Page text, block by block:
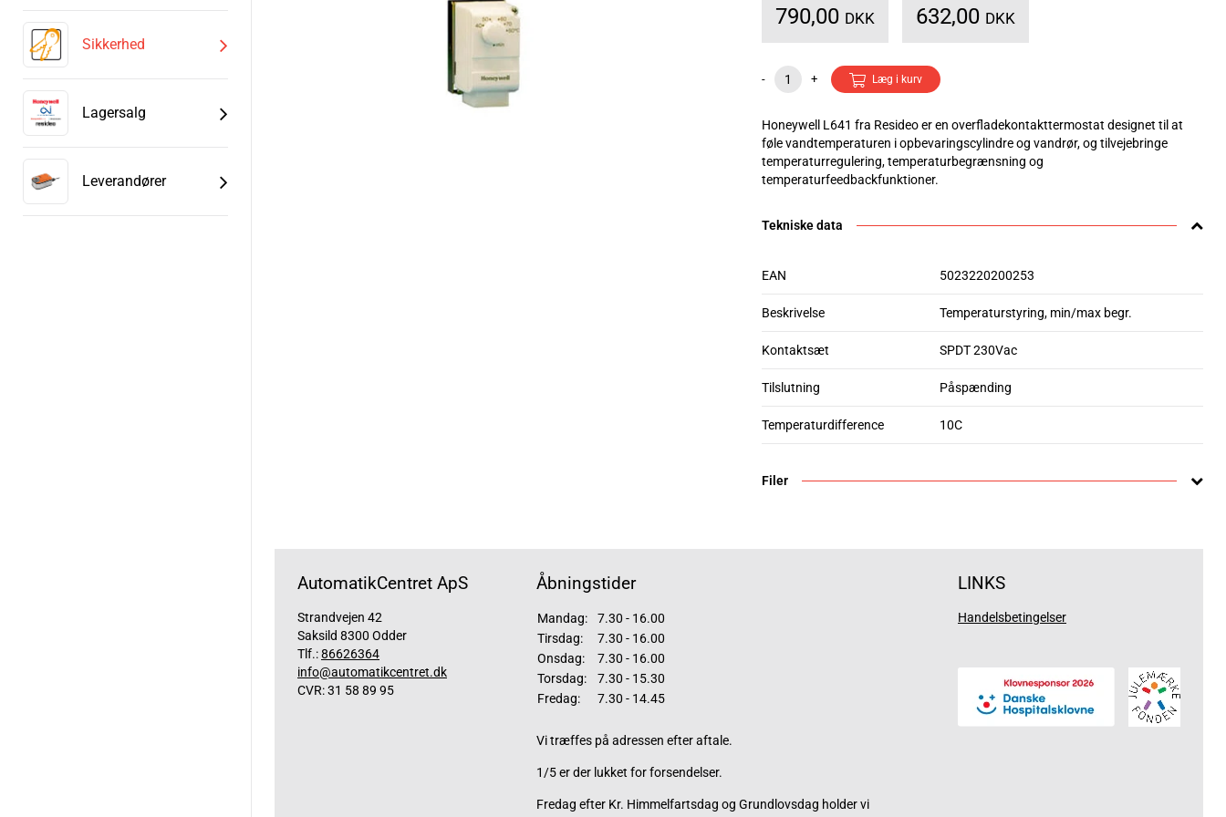
Sikkerhed
Lagersalg
Leverandører
790,00 DKK 632,00 DKK
- + Læg i kurv
Honeywell L641 fra Resideo er en overfladekontakttermostat designet til at
føle vandtemperaturen i opbevaringscylindre og vandrør, og tilvejebringe
temperaturregulering, temperaturbegrænsning og
temperaturfeedbackfunktioner.
Tekniske data
EAN 5023220200253
Beskrivelse Temperaturstyring, min/max begr.
Kontaktsæt SPDT 230Vac
Tilslutning Påspænding
Temperaturdifference 10C
Filer
AutomatikCentret ApS
Strandvejen 42
Saksild 8300 Odder
Tlf.:86626364
info@automatikcentret.dk
CVR: 31 58 89 95
Åbningstider
Mandag:
7.30 - 16.00
Tirsdag:
7.30 - 16.00
Onsdag:
7.30 - 16.00
Torsdag:
7.30 - 15.30
Fredag:
7.30 - 14.45
Vi træffes på adressen efter aftale.
1/5 er der lukket for forsendelser.
Fredag efter Kr. Himmelfartsdag og Grundlovsdag holder vi
LINKS
Handelsbetingelser